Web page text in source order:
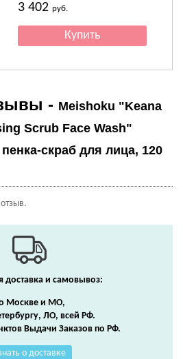
3 402 руб.
- Meishoku "Keana
Scrub Face Wash"
скраб для лица, 120
доставка и самовывоз:
Москве и МО,
ЛО, всей РФ.
Выдачи Заказов по РФ.
о доставке